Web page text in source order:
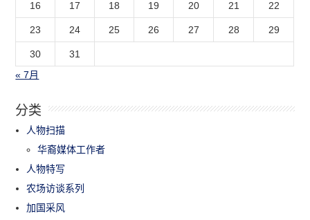
16 17 18 19 20 21 22
23 24 25 26 27 28 29
30
31
« 7月
分类
人物扫描
华裔媒体工作者
人物特写
农场访谈系列
加国采风